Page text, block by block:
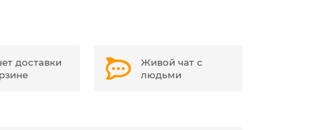
доставки
Живой чат с
людьми